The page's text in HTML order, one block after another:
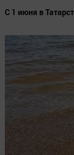
С 1 июня в